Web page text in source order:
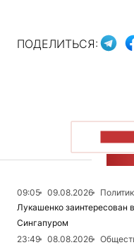
ПОДЕЛИТЬСЯ:
09:05 09.08.2026
Лукашенко заинтересован
Сингапуром
23:49
08.08.2026